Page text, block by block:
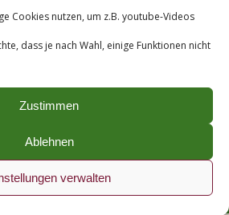
Cookies nutzen, um z.B. youtube-Videos
dass je nach Wahl, einige Funktionen nicht
Zustimmen
Ablehnen
verwalten
Solidarische Landwirtschaft
Tomaten vegan